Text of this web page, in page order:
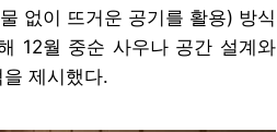
없이 뜨거운 공기를 활용) 방식
12월 중순 사우나 공간 설계와
제시했다.